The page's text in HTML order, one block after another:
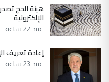
هيئة الحج
الإلكترونية
منذ 22 ساعة
إعادة تعريف
منذ 23 ساعة